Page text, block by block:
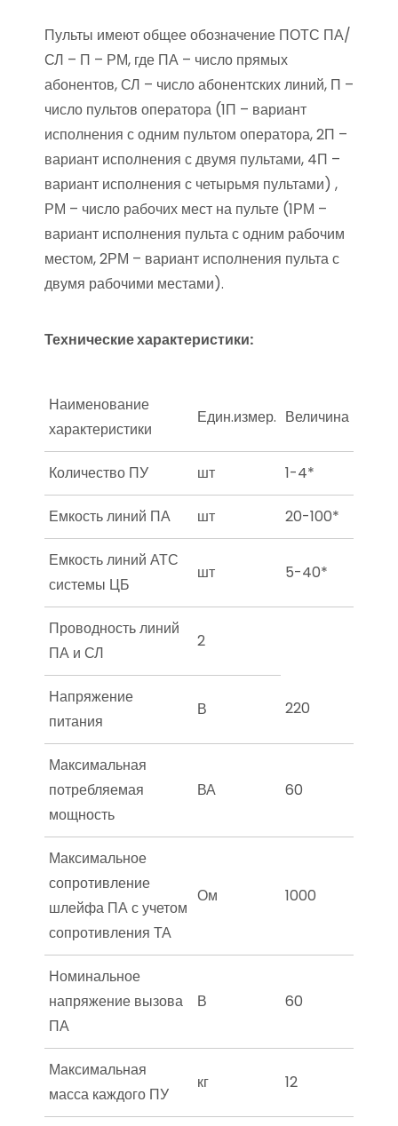
Пульты имеют общее обозначение ПОТС ПА/
СЛ – П – РМ, где ПА – число прямых
абонентов, СЛ – число абонентских линий, П –
число пультов оператора (1П – вариант
исполнения с одним пультом оператора, 2П –
вариант исполнения с двумя пультами, 4П –
вариант исполнения с четырьмя пультами) ,
РМ – число рабочих мест на пульте (1РМ –
вариант исполнения пульта с одним рабочим
местом, 2РМ – вариант исполнения пульта с
двумя рабочими местами).
Технические характеристики:
Наименование
характеристики
Един.измер. Величина
Количество ПУ шт 1-4*
Емкость линий ПА шт 20-100*
Емкость линий АТС
системы ЦБ
шт 5-40*
Проводность линий
ПА и СЛ
2
Напряжение
питания
В 220
Максимальная
потребляемая
мощность
ВА 60
Максимальное
сопротивление
шлейфа ПА с учетом
сопротивления ТА
Ом 1000
Номинальное
напряжение вызова
ПА
В 60
Максимальная
масса каждого ПУ
кг 12